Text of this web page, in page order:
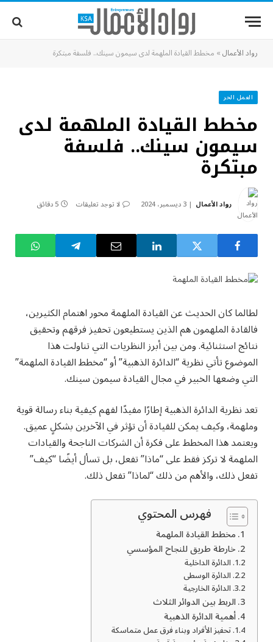
رواد الأعمال» مخطط القيادة الملهمة لدى سيمون سينك.. فلسفة مبتكرة
العمل الحر
مخطط القيادة الملهمة لدى
سيمون سينك.. فلسفة
مبتكرة
رواد الأعمال 3 ديسمبر، 2024 لا توجد تعليقات 5 دقائق
لطالما كان الحديث عن القيادة الملهمة محور اهتمام الكثيرين،
فالقادة الملهمون هم الذين يستطيعون تحفيز فرقهم وتحقيق
نتائج استثنائية. ومن بين أبرز النظريات التي تناولت هذا
الموضوع تأتي نظرية “الدائرة الذهبية” أو “مخطط القيادة الملهمة”
التي وضعها الخبير في مجال القيادة سيمون سينك.
تعد نظرية الدائرة الذهبية إطارًا مفيدًا لفهم كيفية بناء رسالة قوية
وملهمة، وكيف يمكن للقيادة أن تؤثر في الآخرين بشكلٍ عميق.
ويعتمد هذا المخطط على فكرة أن الشركات الناجحة والقيادات
الملهمة لا تركز فقط على “ماذا” تفعل، بل تسأل أيضًا “كيف”
تفعل ذلك، والأهم من ذلك “لماذا” تفعل ذلك.
فهرس المحتوي
مخطط القيادة الملهمة
خارطة طريق للنجاح المؤسسي
الدائرة الداخلية
الدائرة الوسطى
الدائرة الخارجية
الربط بين الدوائر الثلاث
أهمية الدائرة الذهبية
تحفيز الأفراد وبناء فرق عمل متماسكة